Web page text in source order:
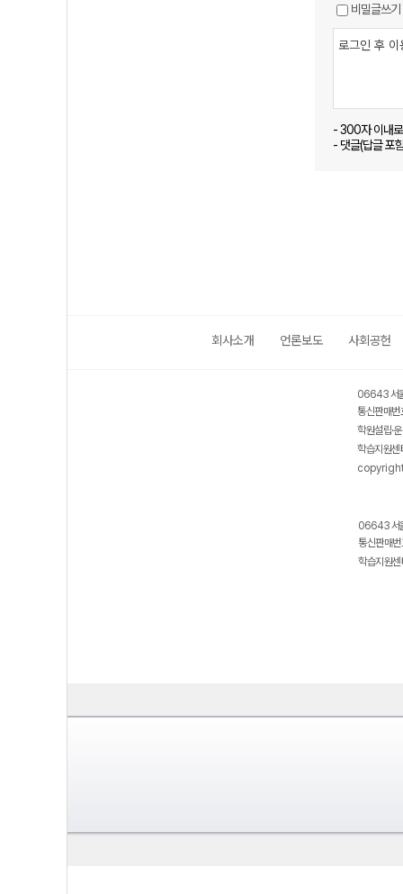
비밀글쓰기
- 300자 이내
- 댓글(답글 포
회사소개 언론보도 사회공헌
06643 서
통신판매
학원설립·
학습지원
06643 서
통신판매
학습지원